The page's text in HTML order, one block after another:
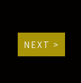
NEXT >